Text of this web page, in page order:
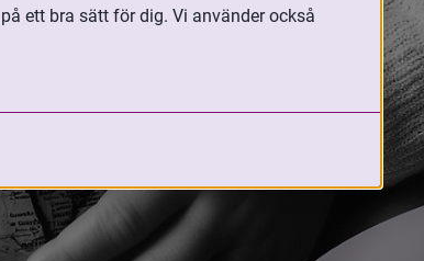
ett bra sätt för dig. Vi använder också